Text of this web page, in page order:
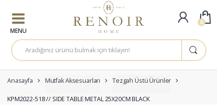
A
r
a
a
:
Anasayfa Mutfak Aksesuarları Tezgah Üstü Ürünler
KPM2022-518 // SIDE TABLE METAL 25X20CM BLACK
0